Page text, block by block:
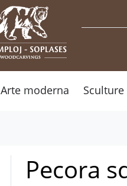
Arte moderna
Pecora